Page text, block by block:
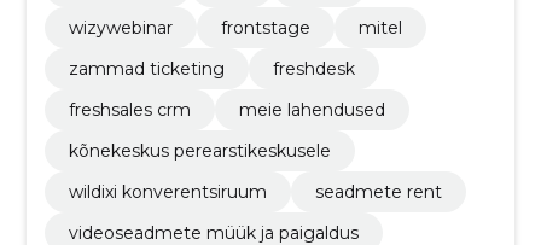
wizywebinar
frontstage
mitel
zammad ticketing
freshdesk
freshsales crm
meie lahendused
kõnekeskus perearstikeskusele
wildixi konverentsiruum
seadmete rent
videoseadmete müük ja paigaldus